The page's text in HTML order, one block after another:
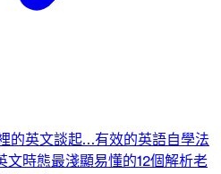
的英文談起…有效的英語自學法
文時態最淺顯易懂的12個解析老